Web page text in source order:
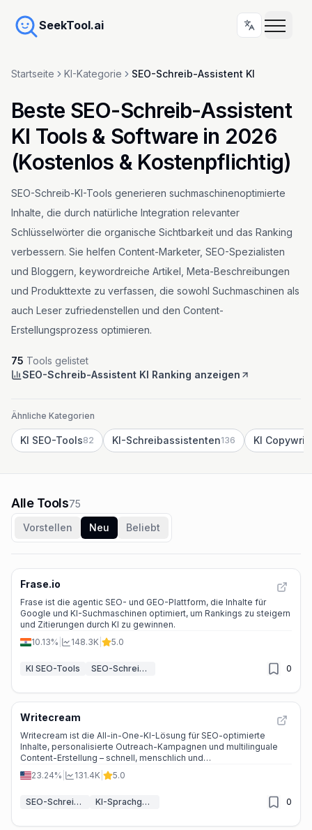
SeekTool.ai
Startseite KI-Kategorie SEO-Schreib-Assistent KI
Beste SEO-Schreib-Assistent
KI Tools & Software in 2026
(Kostenlos & Kostenpflichtig)
SEO-Schreib-KI-Tools generieren suchmaschinenoptimierte
Inhalte, die durch natürliche Integration relevanter
Schlüsselwörter die organische Sichtbarkeit und das Ranking
verbessern. Sie helfen Content-Marketer, SEO-Spezialisten
und Bloggern, keywordreiche Artikel, Meta-Beschreibungen
und Produkttexte zu verfassen, die sowohl Suchmaschinen als
auch Leser zufriedenstellen und den Content-
Erstellungsprozess optimieren.
75 Tools gelistet
SEO-Schreib-Assistent KI Ranking anzeigen
Ähnliche Kategorien
KI SEO-Tools82 KI-Schreibassistenten136 KI
Alle Tools75
Vorstellen
Neu Beliebt
Frase.io
Frase ist die agentic SEO- und GEO-Plattform, die Inhalte für
Google und KI-Suchmaschinen optimiert, um Rankings zu steigern
und Zitierungen durch KI zu gewinnen.
10.13%
148.3K 5.0
KI SEO-Tools SEO-Schreib-Assistent KI 0
Writecream
Writecream ist die All-in-One-KI-Lösung für SEO-optimierte
Inhalte, personalisierte Outreach-Kampagnen und multilinguale
Content-Erstellung – schnell, menschlich und
suchmaschinenfreundlich.
23.24% 131.4K 5.0
SEO-Schreib-Assistent KI KI-Sprachgenerator 0